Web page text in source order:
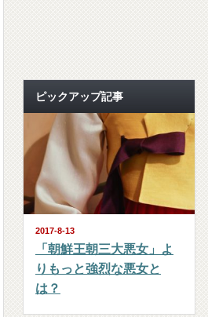
ピックアップ記事
2017-8-13
「朝鮮王朝三大悪女」よ
りもっと強烈な悪女と
は？